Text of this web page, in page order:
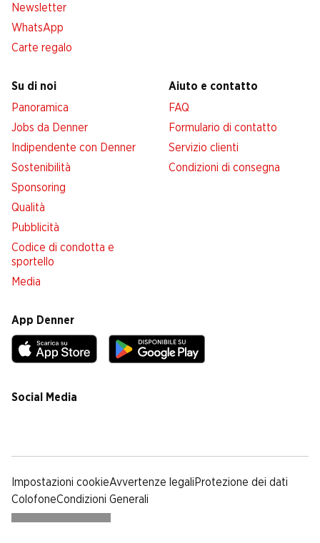
Newsletter
WhatsApp
Carte regalo
Su di noi
Panoramica
Jobs da Denner
Indipendente con Denner
Sostenibilità
Sponsoring
Qualità
Pubblicità
Codice di condotta e
sportello
Media
Aiuto e contatto
FAQ
Formulario di contatto
Servizio clienti
Condizioni di consegna
App Denner
Social Media
Impostazioni cookieAvvertenze legali Protezione dei dati
ColofoneCondizioni Generali